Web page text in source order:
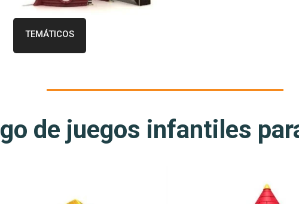
TEMÁTICOS
de juegos infantiles